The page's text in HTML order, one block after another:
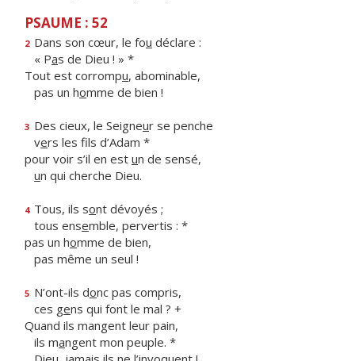
PSAUME : 52
2 Dans son cœur, le fou déclare :
« Pas de Dieu ! » *
Tout est corrompu, abominable,
pas un homme de bien !
3 Des cieux, le Seigneur se penche
vers les fils d’Adam *
pour voir s’il en est un de sensé,
un qui cherche Dieu.
4 Tous, ils sont dévoyés ;
tous ensemble, pervertis : *
pas un homme de bien,
pas même un seul !
5 N’ont-ils donc pas compris,
ces gens qui font le mal ? +
Quand ils mangent leur pain,
ils mangent mon peuple. *